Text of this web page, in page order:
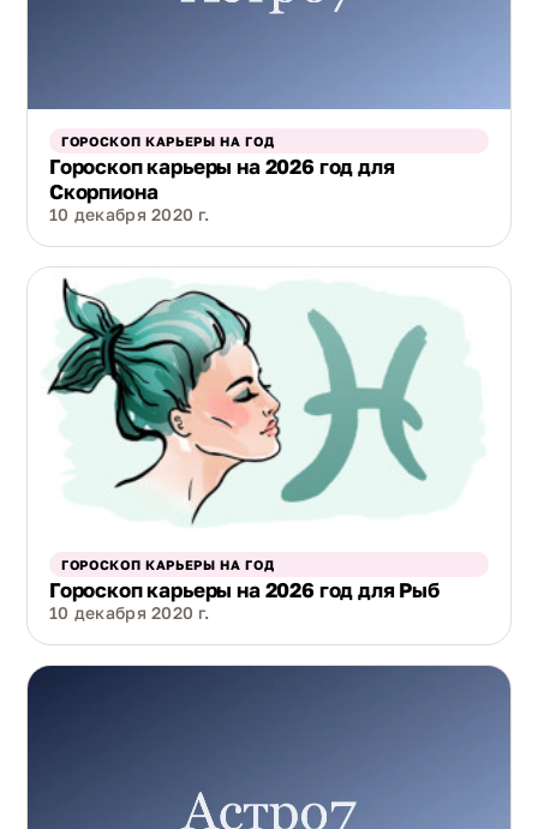
ГОРОСКОП КАРЬЕРЫ НА ГОД
Гороскоп карьеры на 2026 год для
Скорпиона
10 декабря 2020 г.
ГОРОСКОП КАРЬЕРЫ НА ГОД
Гороскоп карьеры на 2026 год для Рыб
10 декабря 2020 г.